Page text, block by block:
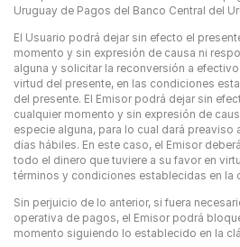
Uruguay de Pagos del Banco Central del
El Usuario podrá dejar sin efecto el
momento y sin expresión de causa ni
alguna y solicitar la reconversión a
virtud del presente, en las condiciones
del presente. El Emisor podrá dejar sin
cualquier momento y sin expresión de
especie alguna, para lo cual dará preaviso
días hábiles. En este caso, el Emisor
todo el dinero que tuviere a su favor en
términos y condiciones establecidas en la
Sin perjuicio de lo anterior, si fuera
operativa de pagos, el Emisor podrá
momento siguiendo lo establecido en la